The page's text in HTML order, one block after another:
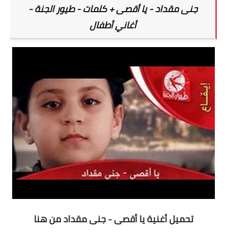
جنى مقداد - يا أقصى + كلمات - طيور الجنة -
أغاني أطفال
تحميل أغنية يا أقصى - جنى مقداد من هنا